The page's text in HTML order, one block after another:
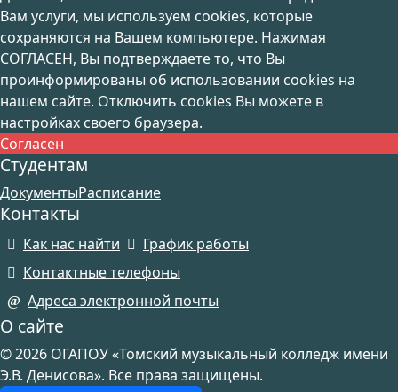
Вам услуги, мы используем cookies, которые
сохраняются на Вашем компьютере. Нажимая
СОГЛАСЕН, Вы подтверждаете то, что Вы
проинформированы об использовании cookies на
нашем сайте. Отключить cookies Вы можете в
настройках своего браузера.
Согласен
Студентам
ДокументыРасписание
Контакты
Как нас найти
График работы
Контактные телефоны
Адреса электронной почты
О сайте
© 2026 ОГАПОУ «Томский музыкальный колледж имени
Э.В. Денисова». Все права защищены.